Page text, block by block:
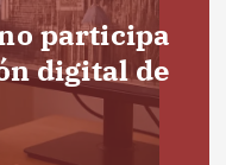
participa
digital de